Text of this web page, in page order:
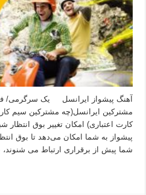
آهنگ پیشواز ایرانسل یک سرگرمی/
مشترکین ایرانسل(چه مشترکین سیم
کارت اعتباری) امکان تغییر بوق
پیشواز به شما امکان می‌دهد تا بوق
شما پیش از برقراری ارتباط می